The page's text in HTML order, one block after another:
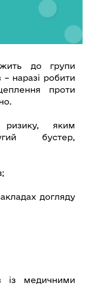
до групи
наразі робити
проти
яким
бустер,
догляду
із медичними